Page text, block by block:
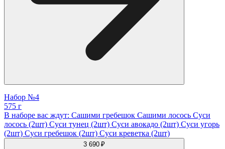
Набор №4
575 г
В наборе вас ждут: Сашими гребешок Сашими лосось Суси
лосось (2шт) Суси тунец (2шт) Суси авокадо (2шт) Суси угорь
(2шт) Суси гребешок (2шт) Суси креветка (2шт)
3 690 ₽